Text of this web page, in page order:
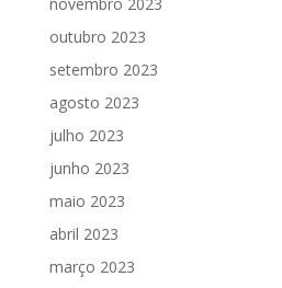
outubro 2023
setembro 2023
agosto 2023
julho 2023
junho 2023
maio 2023
abril 2023
março 2023